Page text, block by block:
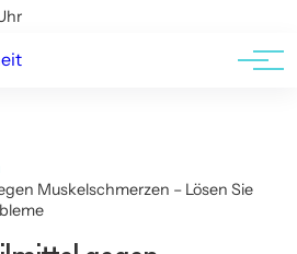
Muskelschmerzen – Lösen Sie